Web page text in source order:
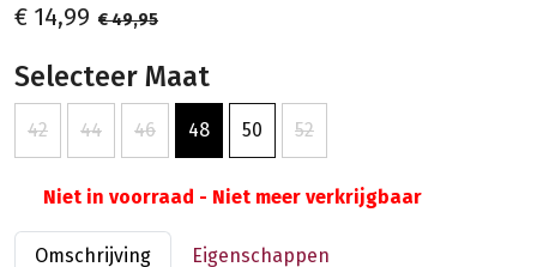
€ 14,99 € 49,95
Selecteer Maat
42 44 46 48 50 52
Niet in voorraad - Niet meer verkrijgbaar
Omschrijving Eigenschappen